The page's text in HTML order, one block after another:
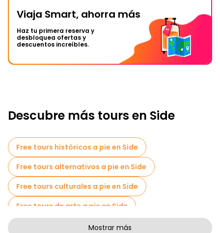
Viaja Smart, ahorra más
Haz tu primera reserva y
desbloquea ofertas y
descuentos increíbles.
Descubre más tours en Side
Free tours históricos a pie en Side
Free tours alternativos a pie en Side
Free tours culturales a pie en Side
Free tours de arte a pie en Side
Free tours a pie para familias en Side
Mostrar más